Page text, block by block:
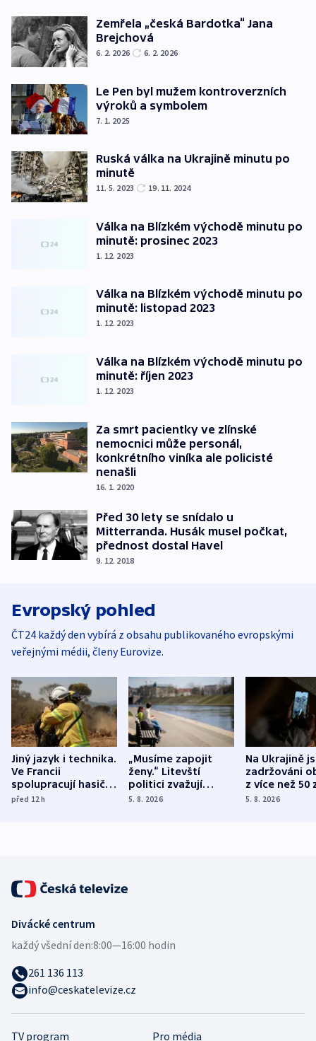
Zemřela „česká Bardotka“ Jana
Brejchová
6. 2. 2026 6. 2. 2026
Le Pen byl mužem kontroverzních
výroků a symbolem
7. 1. 2025
Ruská válka na Ukrajině minutu po
minutě
11. 5. 2023 19. 11. 2024
Válka na Blízkém východě minutu po
minutě: prosinec 2023
1. 12. 2023
Válka na Blízkém východě minutu po
minutě: listopad 2023
1. 12. 2023
Válka na Blízkém východě minutu po
minutě: říjen 2023
1. 12. 2023
Za smrt pacientky ve zlínské
nemocnici může personál,
konkrétního viníka ale policisté
nenašli
16. 1. 2020
Před 30 lety se snídalo u
Mitterranda. Husák musel počkat,
přednost dostal Havel
9. 12. 2018
Evropský pohled
ČT24 každý den vybírá z obsahu publikovaného evropskými
veřejnými médii, členy Eurovize.
Jiný jazyk i technika.
Ve Francii
spolupracují hasiči z
různých zemí
před 12h
„Musíme zapojit
ženy.“ Litevští
politici zvažují
dohodu o
5. 8. 2026
Na Ukrajině
zadržováni
z více než 50
Bojovali na
5. 8. 2026
TV program Pro média
Divácké centrum
každý všední den:8:00—16:00 hodin
261 136 113
info@ceskatelevize.cz